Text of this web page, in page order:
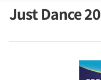
Just Dance